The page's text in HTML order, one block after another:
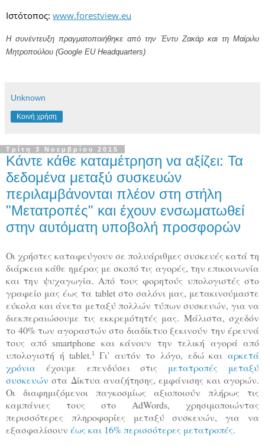
Ιστότοπος: www.forestview.eu
Η συνέντευξη πραγματοποιήθηκε από την Έντυ Ζακάρκαι τηΜαίριλυ
Μητροπούλου (Google EU Headquarters)
Unknown
Κοινή χρήση
Τρίτη 3 Νοεμβρίου 2015
Κάντε κάθε καταμέτρηση να αξίζει: Τα
δεδομένα μεταξύ συσκευών
περιλαμβάνονται πλέον στη στήλη
"Μετατροπές" και έχουν ενσωματωθεί
στην αυτόματη υποβολή προσφορών
Οι χρήστες καταφεύγουν σε πολυάριθμες συσκευές κατά τη
διάρκεια κάθε ημέρας με σκοπό τις αγορές, την επικοινωνία
και την ψυχαγωγία. Από τους φορητούς υπολογιστές στο
γραφείο μας έως τα tablet στο σαλόνι μας, μετακινούμαστε
εύκολα και άνετα μεταξύ πολλών τύπων συσκευών, για να
διεκπεραιώσουμε τις εκκρεμότητές μας. Μάλιστα, σχεδόν
το 40% των αγοραστών στο διαδίκτυο ξεκινούν την έρευνά
τους από smartphone και κάνουν την τελική αγορά από
υπολογιστή ή tablet.1 Γι' αυτόν το λόγο, εδώ και αρκετά
χρόνια έχουμε επενδύσει στις μετατροπές μεταξύ
συσκευώνστα Δίκτυα αναζήτησης, εμφάνισης και αγορών.
Οι διαφημιζόμενοι παγκοσμίως αξιοποιούν πλήρως τις
καμπάνιες τους στο AdWords, χρησιμοποιώντας
περισσότερες πληροφορίες μεταξύ συσκευών, για να
εξασφαλίσουν έως και 16% περισσότερες μετατροπές.